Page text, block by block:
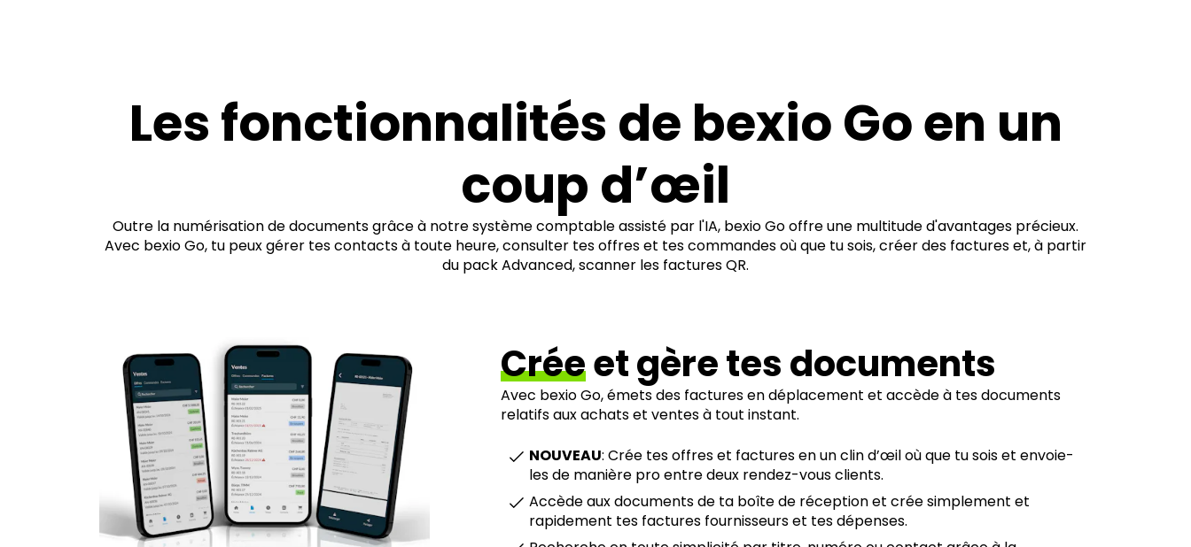
Les fonctionnalités de bexio Go en un
coup d’œil
Outre la numérisation de documents grâce à notre système comptable assisté par l'IA, bexio Go offre une multitude d'avantages précieux.
Avec bexio Go, tu peux gérer tes contacts à toute heure, consulter tes offres et tes commandes où que tu sois, créer des factures et, à partir
du pack Advanced, scanner les factures QR.
Créeet gère tes documents
Avec bexio Go, émets des factures en déplacement et accède à tes documents
relatifs aux achats et ventes à tout instant.
NOUVEAU: Crée tes offres et factures en un clin d’œil où que tu sois et envoie-
les de manière pro entre deux rendez-vous clients.
Accède aux documents de ta boîte de réception et crée simplement et
rapidement tes factures fournisseurs et tes dépenses.